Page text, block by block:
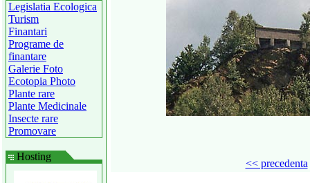
Legislatia Ecologica
Turism
Finantari
Programe de
finantare
Galerie Foto
Ecotopia Photo
Plante rare
Plante Medicinale
Insecte rare
Promovare
Hosting
<< precedenta